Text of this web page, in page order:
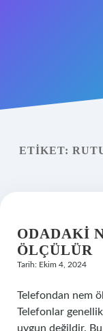
Yasal Uyarı
ETIKET:
ODADAKI
ÖLÇÜLÜR
Tarih: Ekim 4, 2024
Telefondan nem
Telefonlar
uygun değildir.